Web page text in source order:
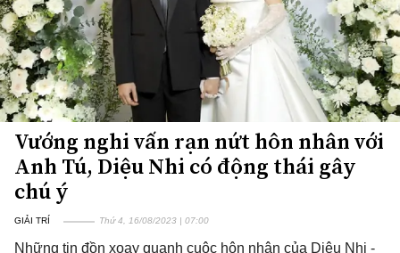
Vướng nghi vấn rạn nứt hôn nhân với
Anh Tú, Diệu Nhi có động thái gây
chú ý
GIẢI TRÍ Thứ 4, 16/08/2023 | 07:00
Những tin đồn xoay quanh cuộc hôn nhân của Diệu Nhi -